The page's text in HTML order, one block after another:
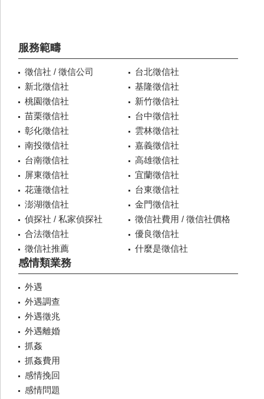
服務範疇
徵信社 / 徵信公司
台北徵信社
新北徵信社
基隆徵信社
桃園徵信社
新竹徵信社
苗栗徵信社
台中徵信社
彰化徵信社
雲林徵信社
南投徵信社
嘉義徵信社
台南徵信社
高雄徵信社
屏東徵信社
宜蘭徵信社
花蓮徵信社
台東徵信社
澎湖徵信社
金門徵信社
偵探社 / 私家偵探社
徵信社費用 / 徵信社價格
合法徵信社
優良徵信社
徵信社推薦
什麼是徵信社
感情類業務
外遇
外遇調查
外遇徵兆
外遇離婚
抓姦
抓姦費用
感情挽回
感情問題